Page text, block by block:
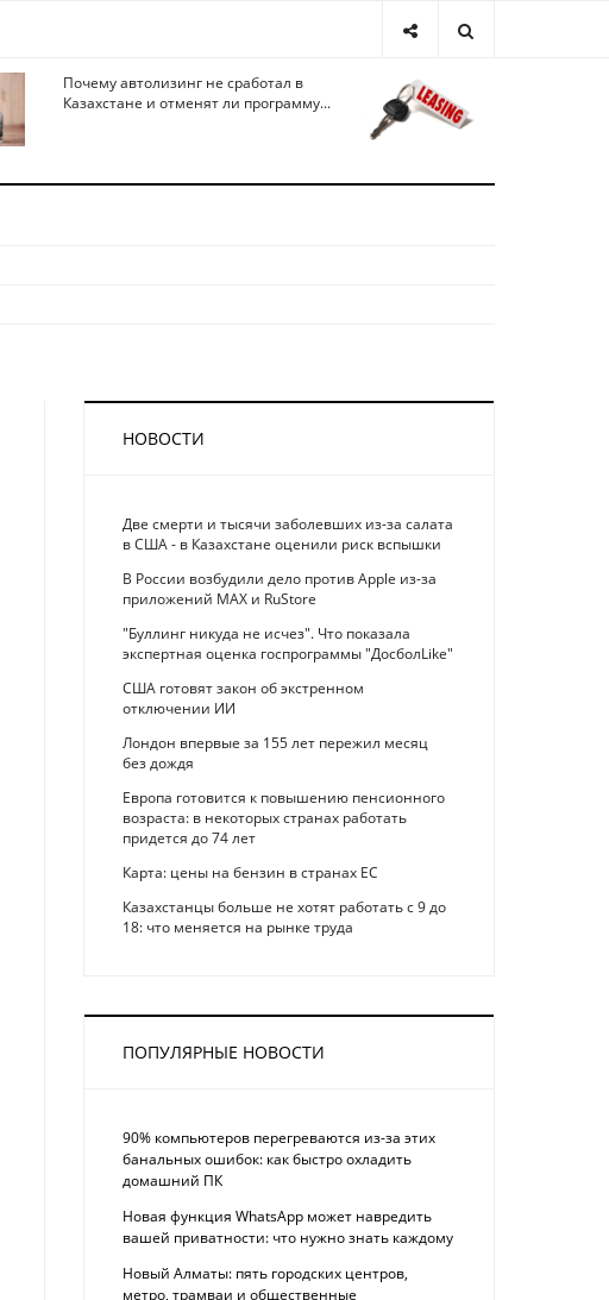
Почему автолизинг не сработал в
Казахстане и отменят ли программу...
НОВОСТИ
Две смерти и тысячи заболевших из-за салата
в США - в Казахстане оценили риск вспышки
В России возбудили дело против Apple из-за
приложений MAX и RuStore
"Буллинг никуда не исчез". Что показала
экспертная оценка госпрограммы "ДосболLike"
США готовят закон об экстренном
отключении ИИ
Лондон впервые за 155 лет пережил месяц
без дождя
Европа готовится к повышению пенсионного
возраста: в некоторых странах работать
придется до 74 лет
Карта: цены на бензин в странах ЕС
Казахстанцы больше не хотят работать с 9 до
18: что меняется на рынке труда
ПОПУЛЯРНЫЕ НОВОСТИ
90% компьютеров перегреваются из-за этих
банальных ошибок: как быстро охладить
домашний ПК
Новая функция WhatsApp может навредить
вашей приватности: что нужно знать каждому
Новый Алматы: пять городских центров,
метро, трамваи и общественные